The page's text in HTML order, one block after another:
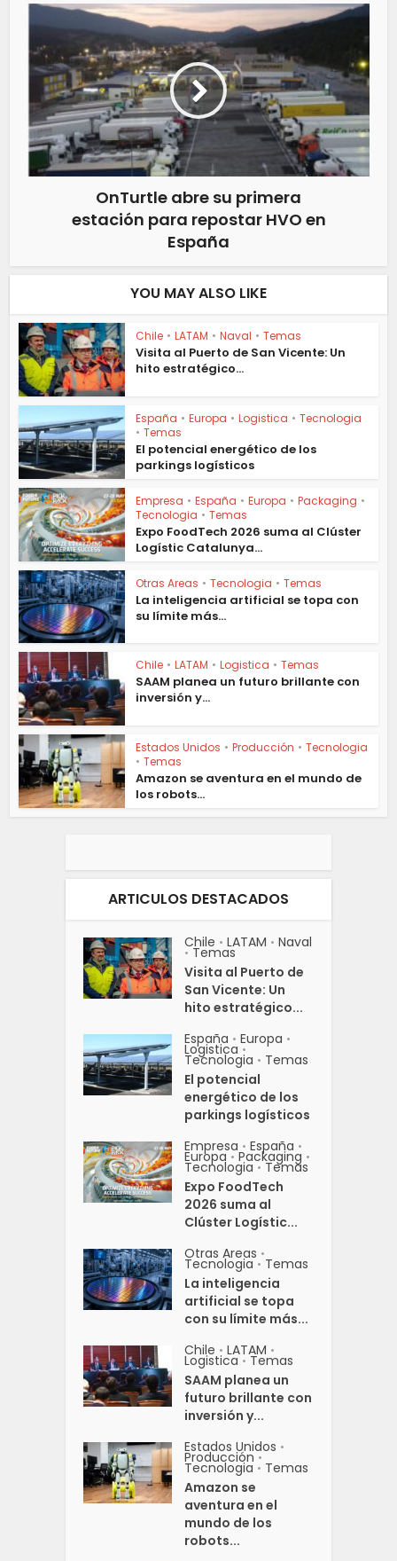
OnTurtle abre su primera
estación para repostar HVO en
España
YOU MAY ALSO LIKE
Chile • LATAM • Naval • Temas
Visita al Puerto de San Vicente: Un
hito estratégico...
España • Europa • Logistica • Tecnologia
• Temas
El potencial energético de los
parkings logísticos
Empresa • España • Europa • Packaging •
Tecnologia • Temas
Expo FoodTech 2026 suma al Clúster
Logístic Catalunya...
Otras Areas • Tecnologia • Temas
La inteligencia artificial se topa con
su límite más...
Chile • LATAM • Logistica • Temas
SAAM planea un futuro brillante con
inversión y...
Estados Unidos • Producción • Tecnologia
• Temas
Amazon se aventura en el mundo de
los robots...
ARTICULOS DESTACADOS
Chile • LATAM • Naval
• Temas
Visita al Puerto de
San Vicente: Un
hito estratégico...
España • Europa •
Logistica •
Tecnologia • Temas
El potencial
energético de los
parkings logísticos
Empresa • España •
Europa • Packaging •
Tecnologia • Temas
Expo FoodTech
2026 suma al
Clúster Logístic...
Otras Areas •
Tecnologia • Temas
La inteligencia
artificial se topa
con su límite más...
Chile • LATAM •
Logistica • Temas
SAAM planea un
futuro brillante con
inversión y...
Estados Unidos •
Producción •
Tecnologia • Temas
Amazon se
aventura en el
mundo de los
robots...